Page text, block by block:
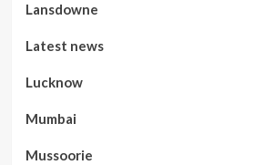
Lansdowne
Latest news
Lucknow
Mumbai
Mussoorie